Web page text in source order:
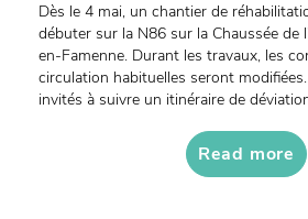
Dès le 4 mai, un chantier de
débuter sur la N86 sur la Chaussée de
en-Famenne. Durant les travaux, les
circulation habituelles seront
invités à suivre un itinéraire de
Read more